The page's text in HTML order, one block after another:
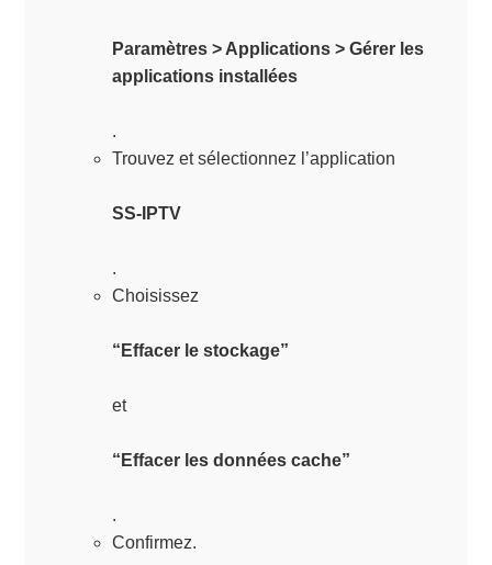
Paramètres > Applications > Gérer les
applications installées
.
Trouvez et sélectionnez l’application
SS-IPTV
.
Choisissez
“Effacer le stockage”
et
“Effacer les données cache”
.
Confirmez.